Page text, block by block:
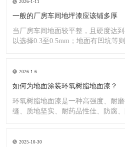
2026-1-11
一般的厂房车间地坪漆应该铺多厚
当厂房车间地面较平整，且硬度达
以选择0.3至0.5mm；地面有凹坑等
2026-1-6
如何为地面涂装环氧树脂地面漆？
环氧树脂地面漆是一种高强度、耐
缝、质地坚实、耐药品性佳、防腐
2025-10-30